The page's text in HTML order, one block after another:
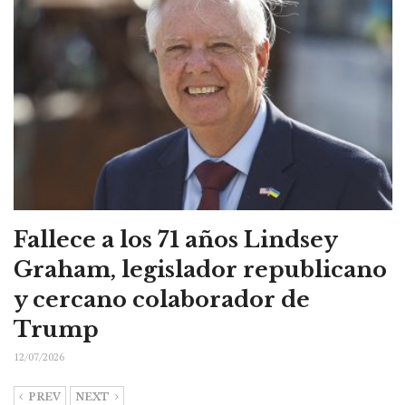
Fallece a los 71 años Lindsey
Graham, legislador republicano
y cercano colaborador de
Trump
12/07/2026
PREV NEXT